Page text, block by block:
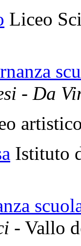
Liceo
- Da
Istituto
- Vallo